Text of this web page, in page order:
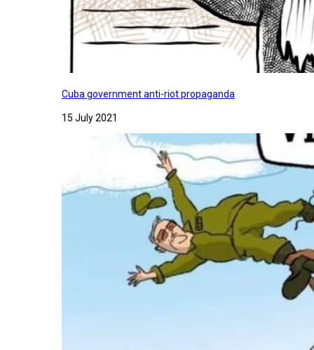
Cuba government anti-riot propaganda
15 July 2021